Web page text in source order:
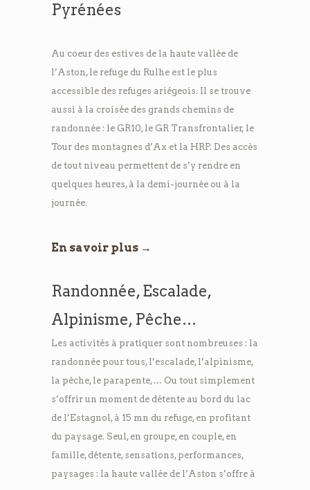
Pyrénées
Au coeur des estives de la haute vallée de
l’Aston, le refuge du Rulhe est le plus
accessible des refuges ariégeois. Il se trouve
aussi à la croisée des grands chemins de
randonnée : le GR10, le GR Transfrontalier, le
Tour des montagnes d’Ax et la HRP. Des accès
de tout niveau permettent de s’y rendre en
quelques heures, à la demi-journée ou à la
journée.
En savoir plus →
Randonnée, Escalade,
Alpinisme, Pêche…
Les activités à pratiquer sont nombreuses : la
randonnée pour tous, l’escalade, l’alpinisme,
la pêche, le parapente,… Ou tout simplement
s’offrir un moment de détente au bord du lac
de l’Estagnol, à 15 mn du refuge, en profitant
du paysage. Seul, en groupe, en couple, en
famille, détente, sensations, performances,
paysages : la haute vallée de l’Aston s’offre à